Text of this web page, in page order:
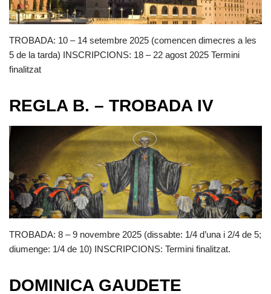
TROBADA: 10 – 14 setembre 2025 (comencen dimecres a les
5 de la tarda) INSCRIPCIONS: 18 – 22 agost 2025 Termini
finalitzat
REGLA B. – TROBADA IV
TROBADA: 8 – 9 novembre 2025 (dissabte: 1/4 d’una i 2/4 de 5;
diumenge: 1/4 de 10) INSCRIPCIONS: Termini finalitzat.
DOMINICA GAUDETE